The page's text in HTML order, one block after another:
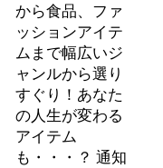
から食品、ファ
ッションアイテ
ムまで幅広いジ
ャンルから選り
すぐり！あなた
の人生が変わる
アイテム
も・・・？ 通知